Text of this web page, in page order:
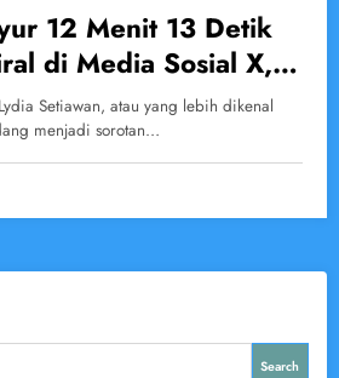
12 Menit 13 Detik
di Media Sosial X,
Sang Gamers!
Setiawan, atau yang lebih dikenal
menjadi sorotan…
Search